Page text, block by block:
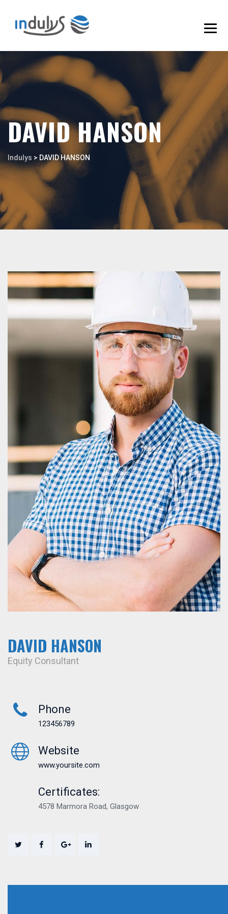
DAVID HANSON
Indulys > DAVID HANSON
DAVID HANSON
Equity Consultant
Phone
123456789
Website
www.yoursite.com
Certificates:
4578 Marmora Road, Glasgow